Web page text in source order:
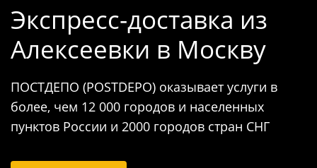
Экспресс-доставка из
Алексеевки в Москву
ПОСТДЕПО (POSTDEPO) оказывает услуги в
более, чем 12 000 городов и населенных
пунктов России и 2000 городов стран СНГ